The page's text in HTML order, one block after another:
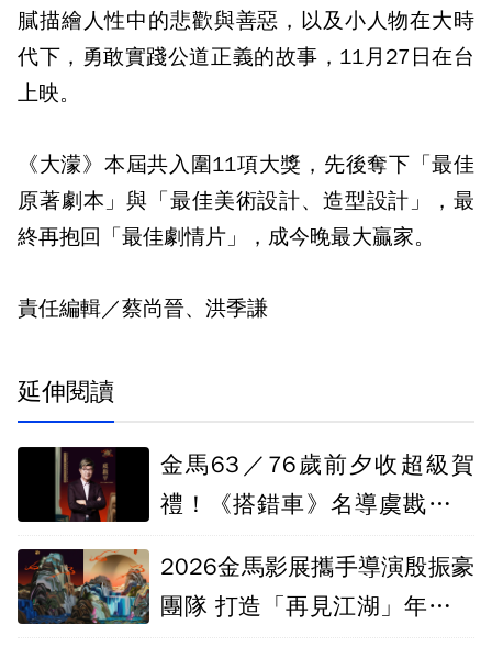
膩描繪人性中的悲歡與善惡，以及小人物在大時
代下，勇敢實踐公道正義的故事，11月27日在台
上映。
《大濛》本屆共入圍11項大獎，先後奪下「最佳
原著劇本」與「最佳美術設計、造型設計」，最
終再抱回「最佳劇情片」，成今晚最大贏家。
責任編輯／蔡尚晉、洪季謙
延伸閱讀
金馬63／76歲前夕收超級賀
禮！《搭錯車》名導虞戡平獲
2026金馬影展攜手導演殷振豪
團隊 打造「再見江湖」年度主